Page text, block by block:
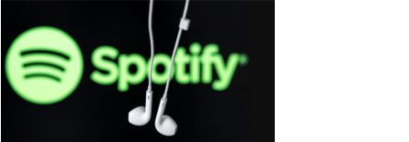
l’excuse
je
n’ai
pas
de
cash